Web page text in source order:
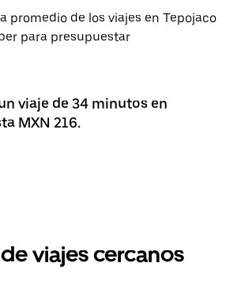
promedio de los viajes en Tepojaco
para presupuestar
viaje de 34 minutos en
MXN 216.
viajes cercanos